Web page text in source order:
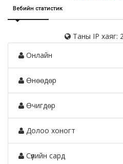
Вебийн статистик
Таны IP хаяг:
Онлайн
Өнөөдөр
Өчигдөр
Долоо хоногт
Сүүлийн сард